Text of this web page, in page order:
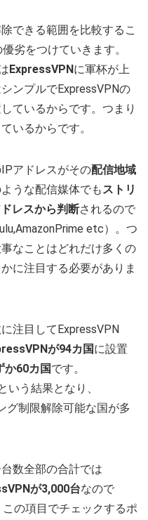
できる範囲を比較するこ
劣をつけていきます。
ExpressVPNに軍杯が上
ンプルでExpressVPNの
ているからです。つまり
いるからです。
アドレスがその配信地域
うな配信媒体でもストリ
レスから判断されるので
etc）。つ
なことはどれだけ多くの
に注目する必要がありま
注目してExpressVPN
が94カ国に設置
か60カ国です。
いう結果となり、
グ制限解除可能な国が多
数全部の合計では
が3,000台なので
の項目でチェックするポ